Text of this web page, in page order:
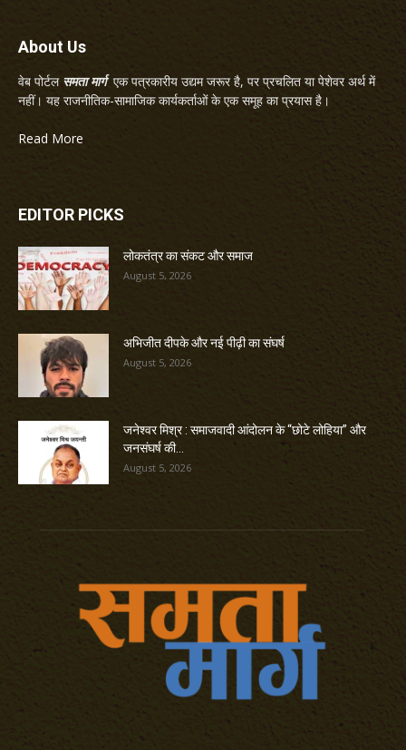
About Us
वेब पोर्टल समता मार्गएक पत्रकारीय उद्यम जरूर है, पर प्रचलित या पेशेवर अर्थ में
नहीं। यह राजनीतिक-सामाजिक कार्यकर्ताओं के एक समूह का प्रयास है।
Read More
EDITOR PICKS
लोकतंत्र का संकट और समाज
August 5, 2026
अभिजीत दीपके और नई पीढ़ी का संघर्ष
August 5, 2026
जनेश्वर मिश्र : समाजवादी आंदोलन के “छोटे लोहिया” और
जनसंघर्ष की...
August 5, 2026